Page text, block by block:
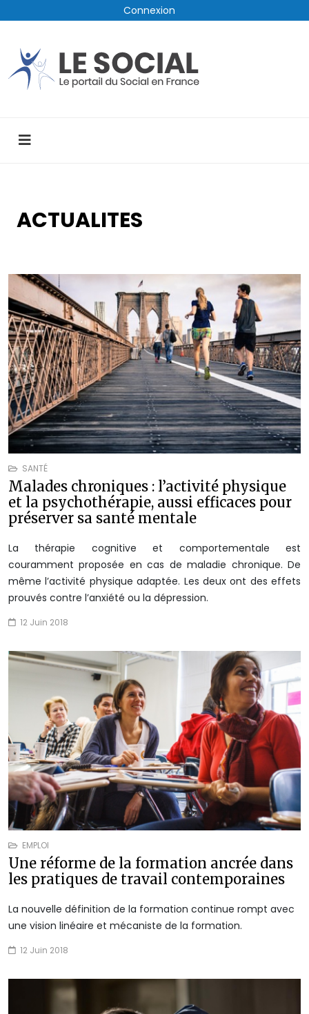
Connexion
ACTUALITES
SANTÉ
12 Juin 2018
Malades chroniques : l’activité physique
et la psychothérapie, aussi efficaces pour
préserver sa santé mentale
La thérapie cognitive et comportementale est
couramment proposée en cas de maladie chronique. De
même l’activité physique adaptée. Les deux ont des effets
prouvés contre l’anxiété ou la dépression.
EMPLOI
12 Juin 2018
Une réforme de la formation ancrée dans
les pratiques de travail contemporaines
La nouvelle définition de la formation continue rompt avec
une vision linéaire et mécaniste de la formation.